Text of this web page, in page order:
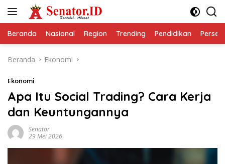
Beranda Nasional Region Trending Pendidikan
Beranda Ekonomi
Ekonomi
Apa Itu Social Trading? Cara Kerja
dan Keuntungannya
Senator
29 Mei 2026